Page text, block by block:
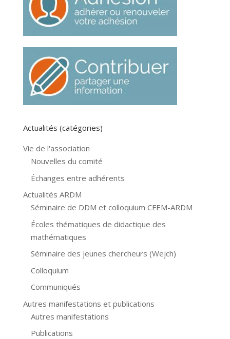
Actualités (catégories)
Vie de l'association
Nouvelles du comité
Échanges entre adhérents
Actualités ARDM
Séminaire de DDM et colloquium CFEM-ARDM
Écoles thématiques de didactique des
mathématiques
Séminaire des jeunes chercheurs (Wejch)
Colloquium
Communiqués
Autres manifestations et publications
Autres manifestations
Publications